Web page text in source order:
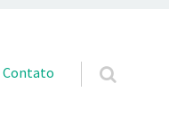
Contato